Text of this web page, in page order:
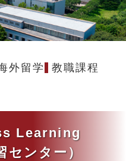
外留学
教職課程
Learning
ンター）